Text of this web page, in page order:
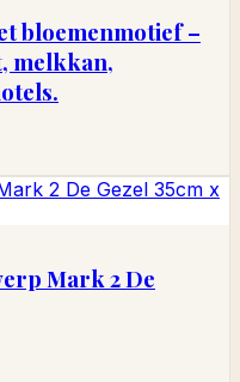
bloemenmotief –
melkkan,
Mark 2 De